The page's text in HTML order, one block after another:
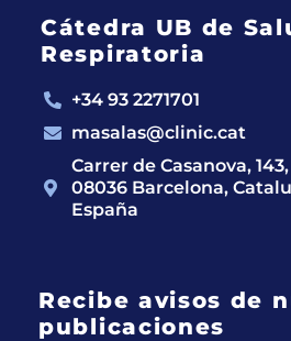
Cátedra UB de
Respiratoria
+34 93 2271701
masalas@clinic.cat
Carrer de Casanova, 143,
08036 Barcelona,
España
Recibe avisos de
publicaciones